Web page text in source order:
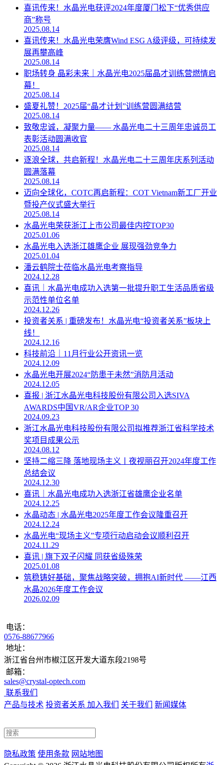
喜讯传来！水晶光电获评2024年度厦门松下“优秀供应
商”称号
2025.08.14
喜讯传来！水晶光电荣膺Wind ESG A级评级，可持续发
展再攀高峰
2025.08.14
职场转身 晶彩未来｜水晶光电2025届晶才训练营燃情启
幕！
2025.08.14
盛夏礼赞！2025届“晶才计划”训练营圆满结营
2025.08.14
致敬忠诚，凝聚力量—— 水晶光电二十三周年忠诚员工
表彰活动圆满收官
2025.08.14
逐浪全球，共启新程！水晶光电二十三周年庆系列活动
圆满落幕
2025.08.14
迈向全球化，COTC再启新程：COT Vietnam新工厂开业
暨投产仪式盛大举行
2025.08.14
水晶光电荣获浙江上市公司最佳内控TOP30
2025.01.06
水晶光电入选浙江雄鹰企业 展现强劲竞争力
2025.01.04
潘云鹤院士莅临水晶光电考察指导
2024.12.28
喜讯｜水晶光电成功入选第一批提升职工生活品质省级
示范性单位名单
2024.12.26
投资者关系 | 重磅发布！水晶光电“投资者关系”板块上
线！
2024.12.16
科技前沿｜11月行业公开资讯一览
2024.12.09
水晶光电开展2024“防患于未然”消防月活动
2024.12.05
喜报 | 浙江水晶光电科技股份有限公司入选SIVA
AWARDS中国VR/AR企业TOP 30
2024.09.23
浙江水晶光电科技股份有限公司拟推荐浙江省科学技术
奖项目成果公示
2024.08.12
坚持二缩三降 落地现场主义丨夜视丽召开2024年度工作
总结会议
2024.12.30
喜讯｜水晶光电成功入选浙江省雄鹰企业名单
2024.12.25
水晶动态 | 水晶光电2025年度工作会议隆重召开
2024.12.24
水晶光电“现场主义”专项行动启动会议顺利召开
2024.11.29
喜讯 | 旗下双子闪耀 同获省级殊荣
2025.01.08
筑稳铸好基础，聚焦战略突破，拥抱AI新时代 ——江西
水晶2026年度工作会议
2026.02.09
电话：
0576-88677966
地址：
浙江省台州市椒江区开发大道东段2198号
邮箱：
sales@crystal-optech.com
联系我们
产品与技术 投资者关系 加入我们 关于我们 新闻媒体
隐私政策 使用条款 网站地图